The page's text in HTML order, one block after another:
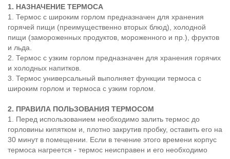
1. НАЗНАЧЕНИЕ ТЕРМОСА
1. Термос с широким горлом предназначен для хранения
горячей пищи (преимущественно вторых блюд), холодной
пищи (замороженных продуктов, мороженного и пр.), фруктов
и льда.
2. Термос с узким горлом предназначен для хранения горячих
и холодных напитков.
3. Термос универсальный выполняет функции термоса с
широким горлом и термоса с узким горлом.
2. ПРАВИЛА ПОЛЬЗОВАНИЯ ТЕРМОСОМ
1. Перед использованием необходимо залить термос до
горловины кипятком и, плотно закрутив пробку, оставить его на
30 минут в помещении. Если в течение этого времени корпус
термоса нагреется - термос неисправен и его необходимо